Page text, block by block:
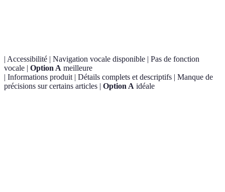
| Accessibilité | Navigation vocale disponible | Pas de fonction
vocale | Option A meilleure
| Informations produit | Détails complets et descriptifs | Manque de
précisions sur certains articles | Option A idéale